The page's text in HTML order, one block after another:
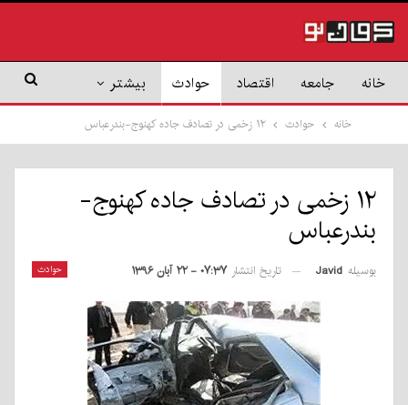
خانه جامعه اقتصاد حوادث بیشتر
خانه حوادث ۱۲ زخمی در تصادف جاده کهنوج-بندرعباس
۱۲ زخمی در تصادف جاده کهنوج-
بندرعباس
حوادث بوسیله Javid تاریخ انتشار ۰۷:۳۷ - ۲۲ آبان ۱۳۹۶